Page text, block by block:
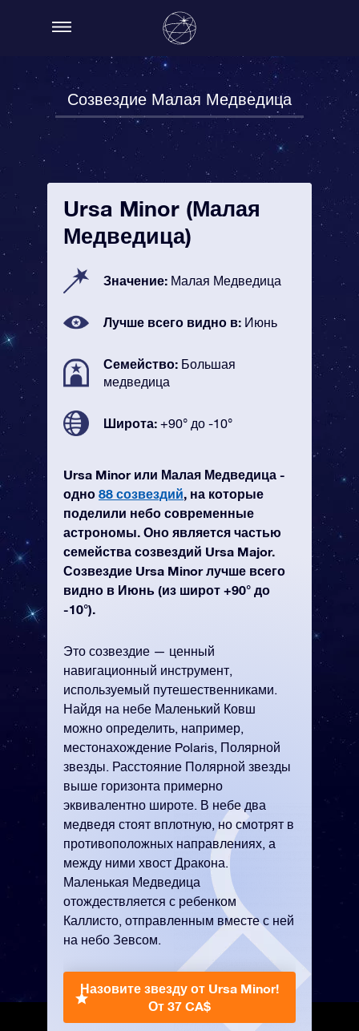
Созвездие Малая Медведица
Ursa Minor (Малая
Медведица)
Значение: Малая Медведица
Лучше всего видно в: Июнь
Семейство: Большая
медведица
Широта: +90° до -10°
Ursa Minor или Малая Медведица -
одно 88 созвездий, на которые
поделили небо современные
астрономы. Оно является частью
семейства созвездий Ursa Major.
Созвездие Ursa Minor лучше всего
видно в Июнь (из широт +90° до
-10°).
Это созвездие — ценный
навигационный инструмент,
используемый путешественниками.
Найдя на небе Маленький Ковш
можно определить, например,
местонахождение Polaris, Полярной
звезды. Расстояние Полярной звезды
выше горизонта примерно
эквивалентно широте. В небе два
медведя стоят вплотную, но смотрят в
противоположных направлениях, а
между ними хвост Дракона.
Маленькая Медведица
отождествляется с ребенком
Каллисто, отправленным вместе с ней
на небо Зевсом.
Назовите звезду от Ursa Minor!
От 37 CA$